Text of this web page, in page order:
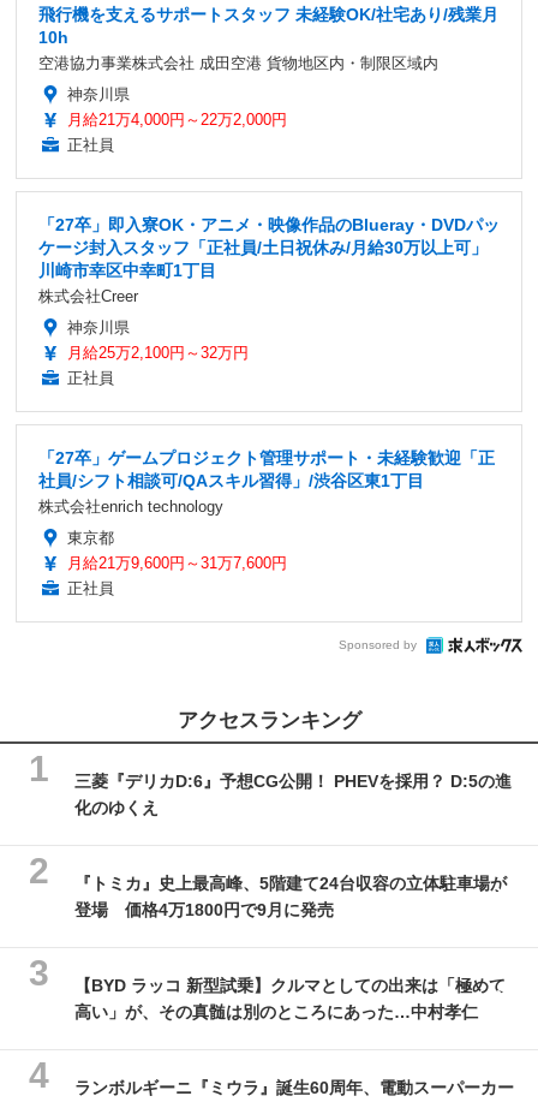
飛行機を支えるサポートスタッフ 未経験OK/社宅あり/残業月
10h
空港協力事業株式会社 成田空港 貨物地区内・制限区域内
神奈川県
月給21万4,000円～22万2,000円
正社員
「27卒」即入寮OK・アニメ・映像作品のBlueray・DVDパッ
ケージ封入スタッフ「正社員/土日祝休み/月給30万以上可」
川崎市幸区中幸町1丁目
株式会社Creer
神奈川県
月給25万2,100円～32万円
正社員
「27卒」ゲームプロジェクト管理サポート・未経験歓迎「正
社員/シフト相談可/QAスキル習得」/渋谷区東1丁目
株式会社enrich technology
東京都
月給21万9,600円～31万7,600円
正社員
Sponsored by
アクセスランキング
三菱『デリカD:6』予想CG公開！ PHEVを採用？ D:5の進
化のゆくえ
『トミカ』史上最高峰、5階建て24台収容の立体駐車場が
登場 価格4万1800円で9月に発売
【BYD ラッコ 新型試乗】クルマとしての出来は「極めて
高い」が、その真髄は別のところにあった…中村孝仁
ランボルギーニ『ミウラ』誕生60周年、電動スーパーカー